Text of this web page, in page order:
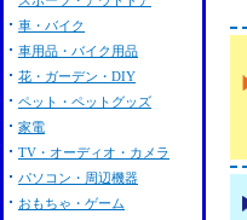
車・バイク
車用品・バイク用品
花・ガーデン・DIY
ペット・ペットグッズ
家電
TV・オーディオ・カメラ
パソコン・周辺機器
おもちゃ・ゲーム